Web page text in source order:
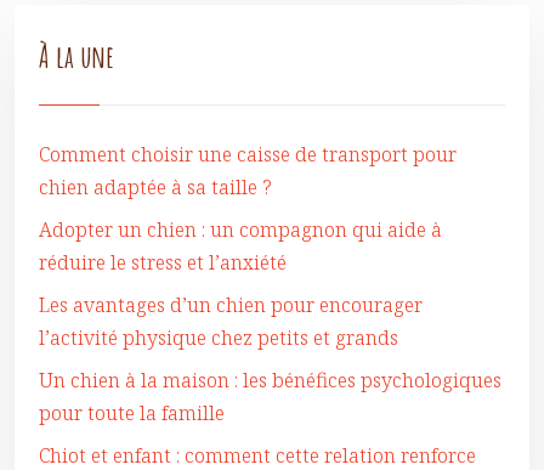
À la une
Comment choisir une caisse de transport pour
chien adaptée à sa taille ?
Adopter un chien : un compagnon qui aide à
réduire le stress et l’anxiété
Les avantages d’un chien pour encourager
l’activité physique chez petits et grands
Un chien à la maison : les bénéfices psychologiques
pour toute la famille
Chiot et enfant : comment cette relation renforce